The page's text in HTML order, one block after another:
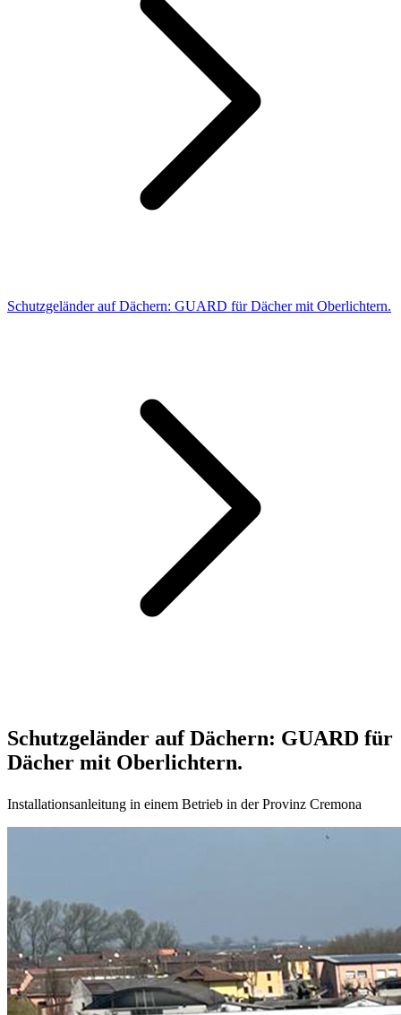
Schutzgeländer auf Dächern: GUARD für Dächer mit Oberlichtern.
Schutzgeländer auf Dächern: GUARD für
Dächer mit Oberlichtern.
Installationsanleitung in einem Betrieb in der Provinz Cremona